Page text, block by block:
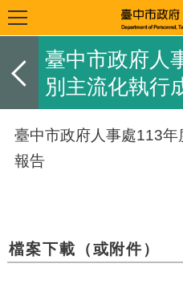
臺中市政府人
別主流化執行
臺中市政府人事處113
報告
檔案下載（或附件）